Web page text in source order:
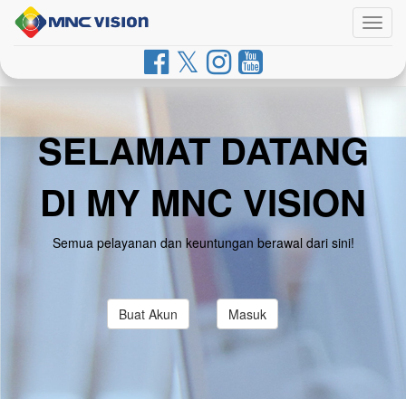
SELAMAT DATANG
DI MY MNC VISION
Semua pelayanan dan keuntungan berawal dari sini!
Buat Akun Masuk